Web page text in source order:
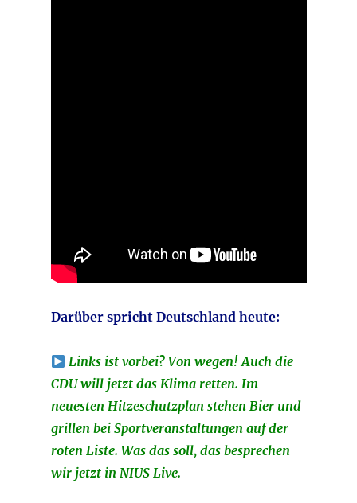
Darüber spricht Deutschland heute:
Links ist vorbei? Von wegen! Auch die
CDU will jetzt das Klima retten. Im
neuesten Hitzeschutzplan stehen Bier und
grillen bei Sportveranstaltungen auf der
roten Liste. Was das soll, das besprechen
wir jetzt in NIUS Live.